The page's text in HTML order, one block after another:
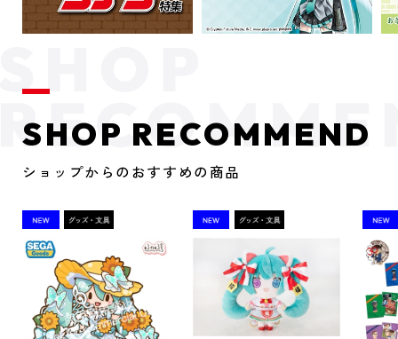
SHOP RECOMMEND
ショップからのおすすめの商品